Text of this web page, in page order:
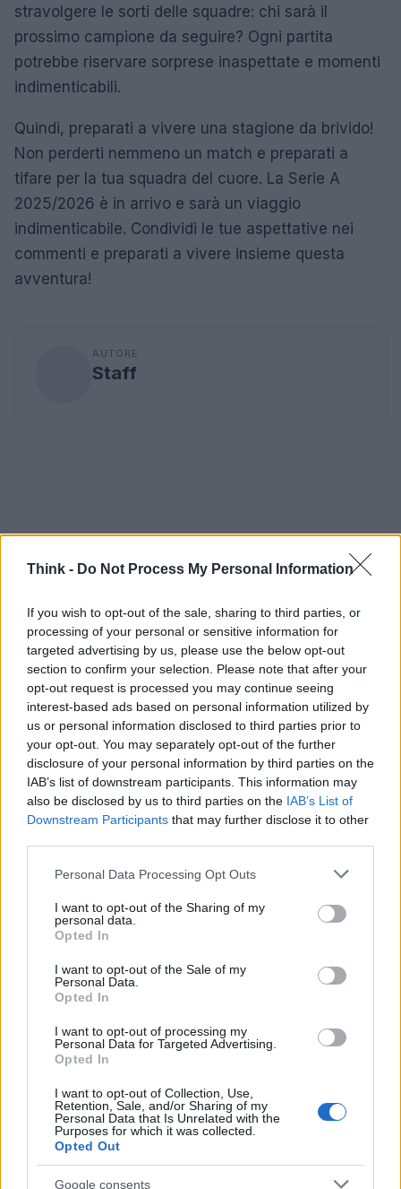
Think - Do Not Process My Personal Information
If you wish to opt-out of the sale, sharing to third parties, or
processing of your personal or sensitive information for
targeted advertising by us, please use the below opt-out
section to confirm your selection. Please note that after your
opt-out request is processed you may continue seeing
interest-based ads based on personal information utilized by
us or personal information disclosed to third parties prior to
your opt-out. You may separately opt-out of the further
disclosure of your personal information by third parties on the
IAB’s list of downstream participants. This information may
also be disclosed by us to third parties on the IAB’s List of
Downstream Participants that may further disclose it to other
Please note that this website/app uses one or more Google
not limited to your visit or usage behaviour. You may click to
grant or deny consent to Google and its third-party tags to
use your data for below specified purposes in below Google
consent section.
Personal Data Processing Opt Outs
I want to opt-out of the Sharing of my
personal data.
Opted In
I want to opt-out of the Sale of my
Personal Data.
Opted In
I want to opt-out of processing my
Personal Data for Targeted Advertising.
Opted In
I want to opt-out of Collection, Use,
Retention, Sale, and/or Sharing of my
Personal Data that Is Unrelated with the
Purposes for which it was collected.
Opted Out
Google consents
stravolgere le sorti delle squadre: chi sarà il
prossimo campione da seguire? Ogni partita
potrebbe riservare sorprese inaspettate e momenti
indimenticabili.
Quindi, preparati a vivere una stagione da brivido!
Non perderti nemmeno un match e preparati a
tifare per la tua squadra del cuore. La Serie A
2025/2026 è in arrivo e sarà un viaggio
indimenticabile. Condividi le tue aspettative nei
commenti e preparati a vivere insieme questa
avventura!
AUTORE
Staff
Disarmo di Hamas e ritiro da Gaza: le tensioni tra
Israele e Trump